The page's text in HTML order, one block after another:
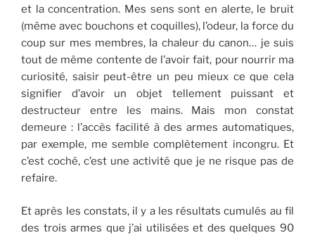
et la concentration. Mes sens sont en alerte, le bruit
(même avec bouchons et coquilles), l’odeur, la force du
coup sur mes membres, la chaleur du canon… je suis
tout de même contente de l’avoir fait, pour nourrir ma
curiosité, saisir peut-être un peu mieux ce que cela
signifier d’avoir un objet tellement puissant et
destructeur entre les mains. Mais mon constat
demeure : l’accès facilité à des armes automatiques,
par exemple, me semble complètement incongru. Et
c’est coché, c’est une activité que je ne risque pas de
refaire.
Et après les constats, il y a les résultats cumulés au fil
des trois armes que j’ai utilisées et des quelques 90